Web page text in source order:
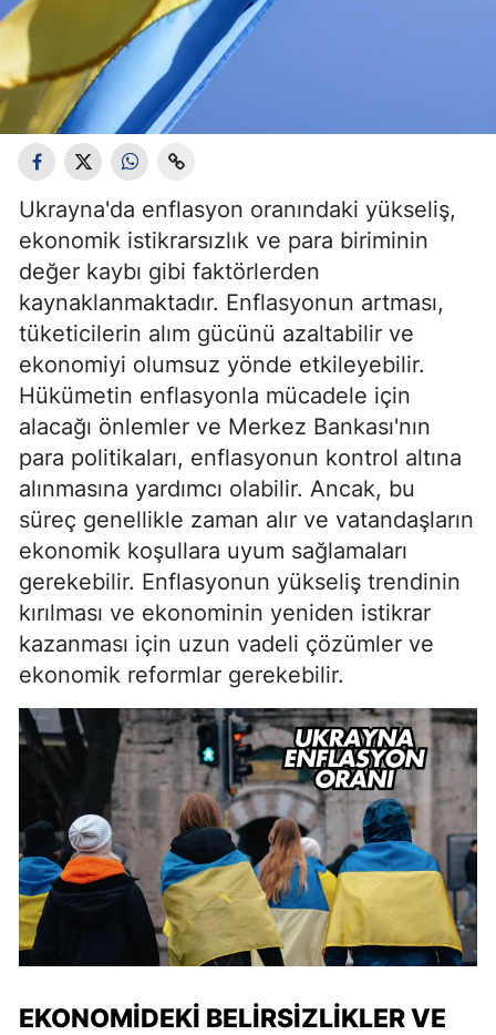
Ukrayna'da enflasyon oranındaki yükseliş,
ekonomik istikrarsızlık ve para biriminin
değer kaybı gibi faktörlerden
kaynaklanmaktadır. Enflasyonun artması,
tüketicilerin alım gücünü azaltabilir ve
ekonomiyi olumsuz yönde etkileyebilir.
Hükümetin enflasyonla mücadele için
alacağı önlemler ve Merkez Bankası'nın
para politikaları, enflasyonun kontrol altına
alınmasına yardımcı olabilir. Ancak, bu
süreç genellikle zaman alır ve vatandaşların
ekonomik koşullara uyum sağlamaları
gerekebilir. Enflasyonun yükseliş trendinin
kırılması ve ekonominin yeniden istikrar
kazanması için uzun vadeli çözümler ve
ekonomik reformlar gerekebilir.
EKONOMIDEKI BELIRSIZLIKLER VE